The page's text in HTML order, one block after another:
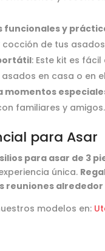
funcionales y
de tus
: Este kit es
en casa o en
momentos
familiares y amigos.
para Asar
para asar de 3
única.
reuniones alrededor
modelos en: